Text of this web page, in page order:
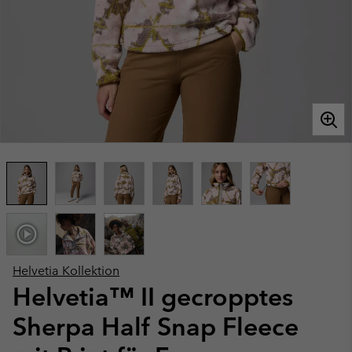
Helvetia Kollektion
Helvetia™ II gecropptes
Sherpa Half Snap Fleece